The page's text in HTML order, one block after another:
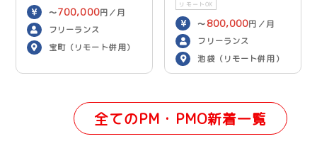
〜700,000円／月
フリーランス
宝町（リモート併用）
リモートOK
〜 800,000円／月
フリーランス
池袋（リモート併用）
全てのPM・PMO新着一覧